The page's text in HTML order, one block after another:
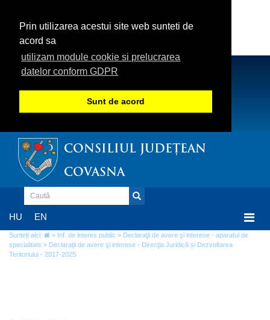
Prin utilizarea acestui site web sunteti de
acord sa
utilizam module cookie si prelucrarea
datelor conform GDPR
Sunt de acord
CONSILIUL JUDEȚEAN
COVASNA
HU EN
Sunteți aici: » Inf. de interes public » Declaraţii de avere şi interese - aparatul de
specialitate » Declaraţii de avere şi interese - Direcţia Juridică și Dezvoltarea
Teritoriului - 2017-2025